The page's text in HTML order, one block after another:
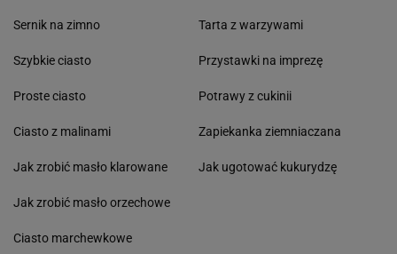
Sernik na zimno
Szybkie ciasto
Proste ciasto
Ciasto z malinami
Jak zrobić masło klarowane
Jak zrobić masło orzechowe
Ciasto marchewkowe
Tarta z warzywami
Przystawki na imprezę
Potrawy z cukinii
Zapiekanka ziemniaczana
Jak ugotować kukurydzę